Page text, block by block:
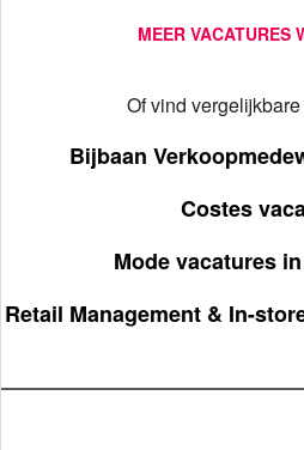
MEER VACATURES
Of vind
Bijbaan
Costes
Mode vacatures
Retail Management & In-